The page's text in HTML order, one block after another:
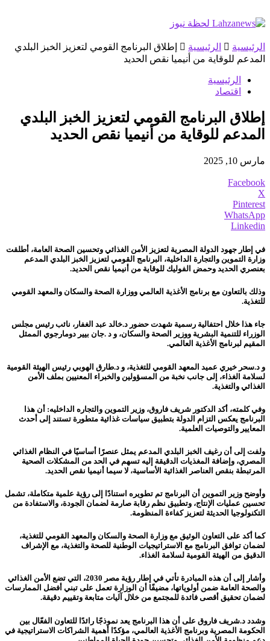
الرئيسية الرئيسية
إطلاق البرنامج القومي لتعزيز الخبز البلدي
المدعم للوقاية من أنيميا نقص الحديد
الرئيسية
اقتصاد
إطلاق البرنامج القومي لتعزيز الخبز البلدي
المدعم للوقاية من أنيميا نقص الحديد
مارس 10, 2025
Facebook
X
Pinterest
WhatsApp
Linkedin
في إطار جهود الدولة المصرية لتعزيز الأمن الغذائي وتحسين الصحة العامة، أطلقت
وزارة التموين والتجارة الداخلية، البرنامج القومي لتعزيز الخبز البلدي المدعم
بعنصري الحديد وحمض الفوليك للوقاية من أنيميا نقص الحديد.
وذلك بالتعاون مع برنامج الأغذية العالمي ووزارة الصحة والسكان والمعهد القومي
للتغذية.
جاء هذا خلال احتفالية رسمية شهدت حضور د.خالد عبد الغفار، نائب رئيس مجلس
الوزراء للتنمية البشرية ووزير الصحة والسكان، و د .جان بيير دومارجوي الممثل
المقيم لبرنامج الأغذية العالمي.
و د.سحر خيري عميد المعهد القومي للتغذية، و د.طارق الهوبي رئيس الهيئة القومية
لسلامة الغذاء، إلى جانب نخبة من المسؤولين والخبراء المعنيين بملف الأمن
الغذائي والتغذية.
وفي كلمته، أكد الدكتور شريف فاروق، وزير التموين والتجاره الداخليه: أن هذا
البرنامج يعكس التزام الدولة بتطبيق سياسات غذائية متطورة تستند إلى أحدث
المعايير والتوصيات العلمية.
ولفت إلى أن رغيف الخبز البلدي المدعم يمثل عنصرًا أساسيًا في النظام الغذائي
المصري، وإضافة المغذيات الدقيقة إليه تسهم في الحد من المشكلات الصحية
المرتبطة بنقص العناصر الغذائية الأساسية، لا سيما أنيميا نقص الحديد.
وأوضح وزير التموين أن البرنامج تم تطويره استنادًا إلى رؤية علمية متكاملة، تشمل
تحسين عمليات الإنتاج، وتطبيق نظم رقابة صارمة لضمان الجودة، والاستفادة من
التكنولوجيا الحديثة لتعزيز كفاءة المنظومة.
كما أكد على التعاون الوثيق مع وزارة الصحة والسكان والمعهد القومي للتغذية،
لضمان توافق البرنامج مع الاستراتيجيات الوطنية للصحة والتغذية، مع الإشراف
الدقيق من الهيئة القومية لسلامة الغذاء.
وأشار إلى أن هذه المبادرة تأتي في إطار رؤية مصر 2030، التي تضع الأمن الغذائي
والصحة العامة ضمن أولوياتها، مضيفًا أن الوزارة تعمل على تبني أفضل الممارسات
لضمان تحقيق أقصى فائدة للمجتمع من خلال آليات متابعة وتقييم دقيقة.
وشدد د.شريف فاروق على أن هذا البرنامج يعد نموذجًا رائدًا للتعاون الفعّال بين
الحكومة المصرية وبرنامج الأغذية العالمي، مؤكدًا أهمية الشراكات الاستراتيجية في